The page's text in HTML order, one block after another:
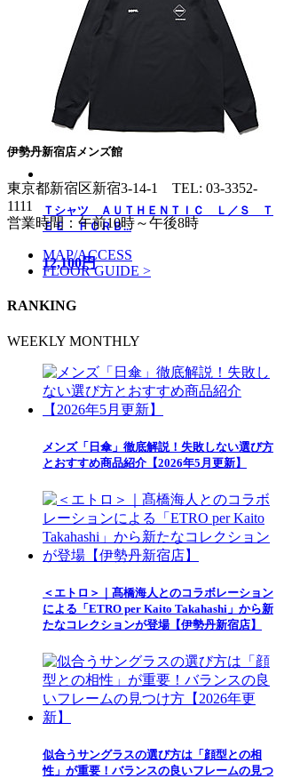
Ｔシャツ ＡＵＴＨＥＮＴＩＣ Ｌ／Ｓ Ｔ
ＥＥ ＦＣＲＢ...
12,100円
伊勢丹新宿店メンズ館
東京都新宿区新宿3-14-1 TEL: 03-3352-
1111
営業時間：午前10時～午後8時
MAP/ACCESS
FLOOR GUIDE >
RANKING
WEEKLY MONTHLY
メンズ「日傘」徹底解説！失敗しない選び方
とおすすめ商品紹介【2026年5月更新】
＜エトロ＞｜髙橋海人とのコラボレーション
による「ETRO per Kaito Takahashi」から新
たなコレクションが登場【伊勢丹新宿店】
似合うサングラスの選び方は「顔型との相
性」が重要！バランスの良いフレームの見つ